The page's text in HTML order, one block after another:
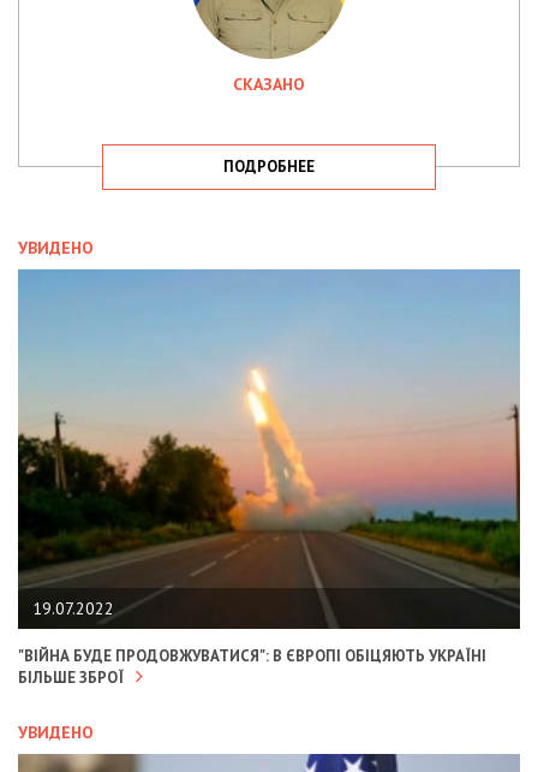
СКАЗАНО
ПОДРОБНЕЕ
УВИДЕНО
19.07.2022
"ВІЙНА БУДЕ ПРОДОВЖУВАТИСЯ": В ЄВРОПІ ОБІЦЯЮТЬ УКРАЇНІ
БІЛЬШЕ ЗБРОЇ
УВИДЕНО